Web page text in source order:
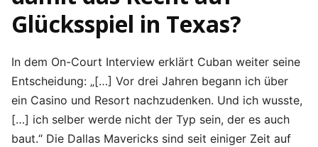
Glücksspiel in Texas?
In dem On-Court Interview erklärt Cuban weiter seine
Entscheidung: „[…] Vor drei Jahren begann ich über
ein Casino und Resort nachzudenken. Und ich wusste,
[…] ich selber werde nicht der Typ sein, der es auch
baut.“ Die Dallas Mavericks sind seit einiger Zeit auf